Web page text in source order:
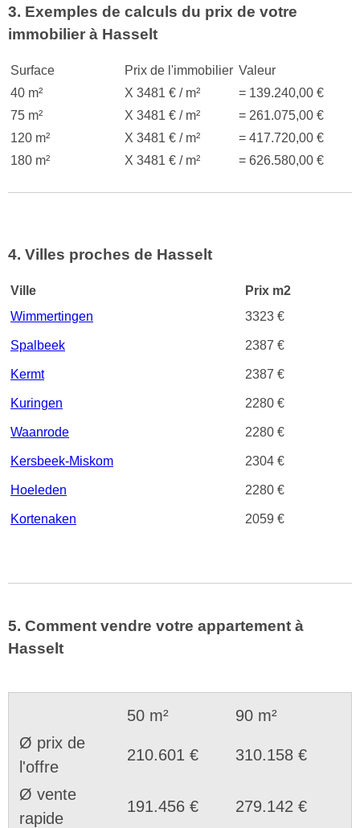
3. Exemples de calculs du prix de votre
immobilier à Hasselt
Surface Prix de l'immobilier Valeur
40 m²
X 3481 € / m²
= 139.240,00 €
75 m²
X 3481 € / m²
= 261.075,00 €
120 m²
X 3481 € / m²
= 417.720,00 €
180 m²
X 3481 € / m² = 626.580,00 €
4. Villes proches de Hasselt
Ville
Prix m2
Wimmertingen
3323 €
Spalbeek 2387 €
Kermt 2387 €
Kuringen 2280 €
Waanrode 2280 €
Kersbeek-Miskom 2304 €
Hoeleden 2280 €
Kortenaken 2059 €
5. Comment vendre votre appartement à
Hasselt
50 m²
90 m²
Ø prix de
l'offre
210.601 € 310.158 €
Ø vente
rapide
191.456 € 279.142 €